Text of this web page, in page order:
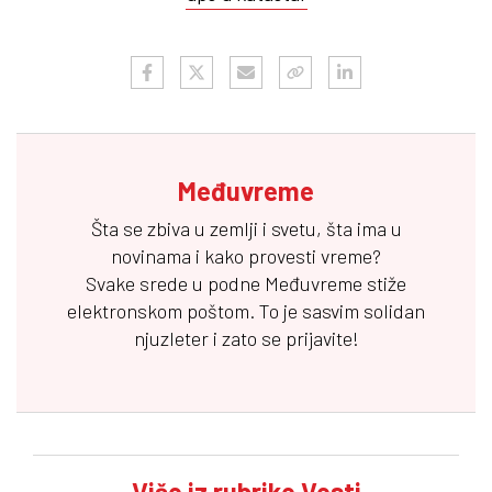
Međuvreme
Šta se zbiva u zemlji i svetu, šta ima u
novinama i kako provesti vreme?
Svake srede u podne Međuvreme stiže
elektronskom poštom. To je sasvim solidan
njuzleter i zato se prijavite!